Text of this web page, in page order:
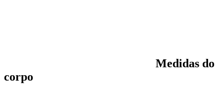
Medidas do
corpo